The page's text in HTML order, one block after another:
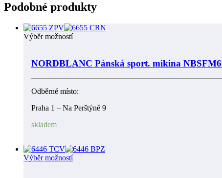
Podobné produkty
Výběr možností
NORDBLANC Pánská sport. mikina
Odběrné místo:
Praha 1 – Na Perštýně 9
skladem
Výběr možností